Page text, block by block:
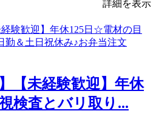
詳細を表示
【未経験歓迎】年休
検査とバリ取り...